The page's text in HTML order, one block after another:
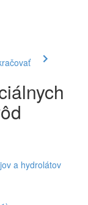
a hydrolátov